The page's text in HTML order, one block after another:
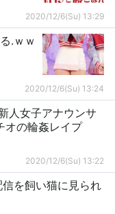
2020/12/6(Su) 13:29
.ｗｗ
2020/12/6(Su) 13:24
人女子アナウンサ
オの輪姦レイプ
2020/12/6(Su) 13:22
を飼い猫に見られ